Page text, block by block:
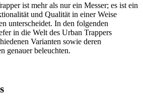
ist mehr als nur ein Messer; es ist ein
und Qualität in einer Weise
unterscheidet. In den folgenden
in die Welt des Urban Trappers
Varianten sowie deren
genauer beleuchten.